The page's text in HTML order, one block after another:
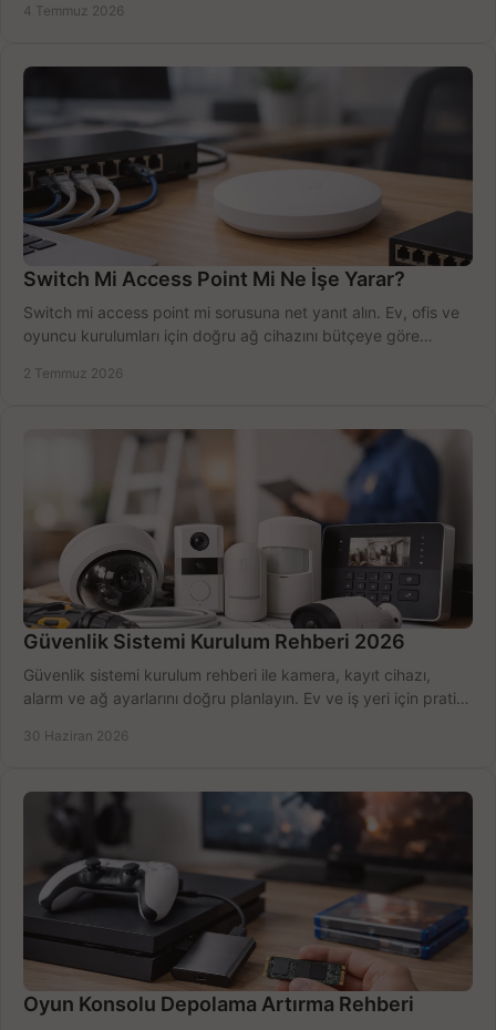
4 Temmuz 2026
Switch Mi Access Point Mi Ne İşe Yarar?
Switch mi access point mi sorusuna net yanıt alın. Ev, ofis ve
oyuncu kurulumları için doğru ağ cihazını bütçeye göre
2 Temmuz 2026
Güvenlik Sistemi Kurulum Rehberi 2026
Güvenlik sistemi kurulum rehberi ile kamera, kayıt cihazı,
alarm ve ağ ayarlarını doğru planlayın. Ev ve iş yeri için pratik
30 Haziran 2026
Oyun Konsolu Depolama Artırma Rehberi